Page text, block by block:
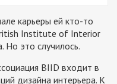
карьеры ей кто-то
Institute of Interior
Но это случилось.
BIID входит в
дизайна интерьера. К